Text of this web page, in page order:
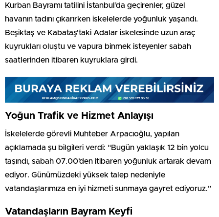
Kurban Bayramı tatilini İstanbul’da geçirenler, güzel
havanın tadını çıkarırken iskelelerde yoğunluk yaşandı.
Beşiktaş ve Kabataş’taki Adalar iskelesinde uzun araç
kuyrukları oluştu ve vapura binmek isteyenler sabah
saatlerinden itibaren kuyruklara girdi.
Yoğun Trafik ve Hizmet Anlayışı
İskelelerde görevli Muhteber Arpacıoğlu, yapılan
açıklamada şu bilgileri verdi: “Bugün yaklaşık 12 bin yolcu
taşındı, sabah 07.00’den itibaren yoğunluk artarak devam
ediyor. Günümüzdeki yüksek talep nedeniyle
vatandaşlarımıza en iyi hizmeti sunmaya gayret ediyoruz.”
Vatandaşların Bayram Keyfi